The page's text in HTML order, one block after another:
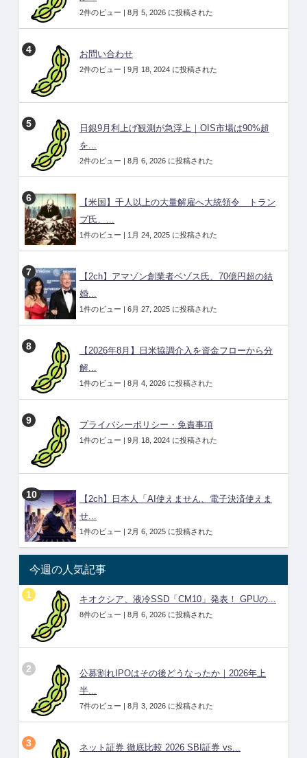
2件のビュー 8月 5, 2026 に投稿された
お問い合わせ
2件のビュー 9月 18, 2024 に投稿された
日銀9月利上げ観測が急浮上｜OIS市場は90%超
を...
2件のビュー 8月 6, 2026 に投稿された
【米国】千人以上の大量解雇へ大統領令 トラン
プ氏、...
1件のビュー 1月 24, 2025 に投稿された
【2ch】アマゾン創業者ベゾス氏、70億円超の結
婚...
1件のビュー 6月 27, 2025 に投稿された
【2026年8月】日米協調介入を資金フローから分
解...
1件のビュー 8月 4, 2026 に投稿された
プライバシーポリシー・免責事項
1件のビュー 9月 18, 2024 に投稿された
【2ch】日本人「AI使えません、電子決済使えま
せ...
1件のビュー 2月 6, 2025 に投稿された
今週の人気記事
キオクシア、液冷SSD「CM10」発表！ GPUの...
8件のビュー 8月 6, 2026 に投稿された
公募割れIPOはその後どうなったか｜2026年上
半...
7件のビュー 8月 3, 2026 に投稿された
ネット証券 徹底比較 2026 SBI証券 vs...